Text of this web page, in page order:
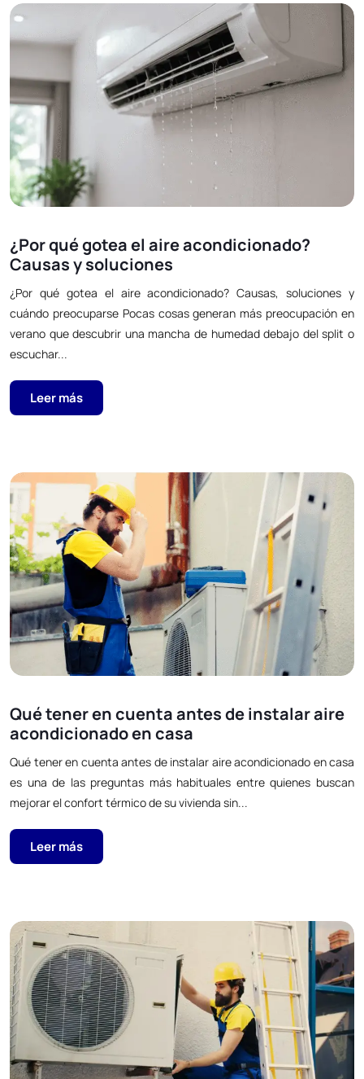
¿Por qué gotea el aire acondicionado?
Causas y soluciones
¿Por qué gotea el aire acondicionado? Causas, soluciones y
cuándo preocuparse Pocas cosas generan más preocupación en
verano que descubrir una mancha de humedad debajo del split o
escuchar...
Leer más
Qué tener en cuenta antes de instalar aire
acondicionado en casa
Qué tener en cuenta antes de instalar aire acondicionado en casa
es una de las preguntas más habituales entre quienes buscan
mejorar el confort térmico de su vivienda sin...
Leer más